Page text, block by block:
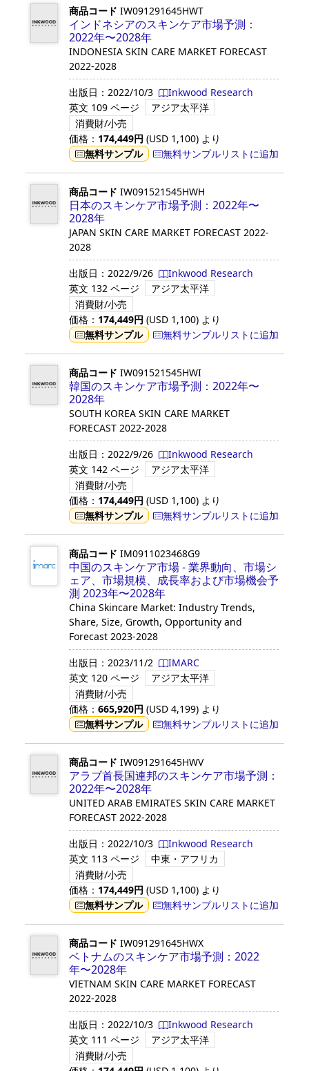
商品コード IW091291645HWT
インドネシアのスキンケア市場予測：
2022年〜2028年
INDONESIA SKIN CARE MARKET FORECAST
2022-2028
出版日： 2022/10/3
Inkwood Research
英文 109 ページ
アジア太平洋
消費財/小売
価格： 174,449円 (USD 1,100) より
無料サンプル
無料サンプルリストに追加
商品コード IW091521545HWH
日本のスキンケア市場予測：2022年〜
2028年
JAPAN SKIN CARE MARKET FORECAST 2022-
2028
出版日： 2022/9/26
Inkwood Research
英文 132 ページ
アジア太平洋
消費財/小売
価格： 174,449円 (USD 1,100) より
無料サンプル
無料サンプルリストに追加
商品コード IW091521545HWI
韓国のスキンケア市場予測：2022年〜
2028年
SOUTH KOREA SKIN CARE MARKET
FORECAST 2022-2028
出版日： 2022/9/26
Inkwood Research
英文 142 ページ
アジア太平洋
消費財/小売
価格： 174,449円 (USD 1,100) より
無料サンプル
無料サンプルリストに追加
商品コード IM0911023468G9
中国のスキンケア市場 - 業界動向、市場シ
ェア、市場規模、成長率および市場機会予
測 2023年〜2028年
China Skincare Market: Industry Trends,
Share, Size, Growth, Opportunity and
Forecast 2023-2028
出版日： 2023/11/2
IMARC
英文 120 ページ
アジア太平洋
消費財/小売
価格： 665,920円 (USD 4,199) より
無料サンプル
無料サンプルリストに追加
商品コード IW091291645HWV
アラブ首長国連邦のスキンケア市場予測：
2022年〜2028年
UNITED ARAB EMIRATES SKIN CARE MARKET
FORECAST 2022-2028
出版日： 2022/10/3
Inkwood Research
英文 113 ページ
中東・アフリカ
消費財/小売
価格： 174,449円 (USD 1,100) より
無料サンプル
無料サンプルリストに追加
商品コード IW091291645HWX
ベトナムのスキンケア市場予測：2022
年〜2028年
VIETNAM SKIN CARE MARKET FORECAST
2022-2028
出版日： 2022/10/3
Inkwood Research
英文 111 ページ
アジア太平洋
消費財/小売